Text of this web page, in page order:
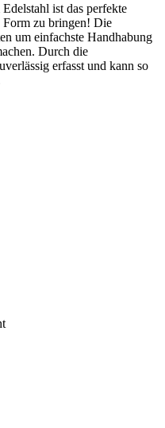
ist das perfekte
zu bringen! Die
um einfachste Handhabung
Durch die
erfasst und kann so